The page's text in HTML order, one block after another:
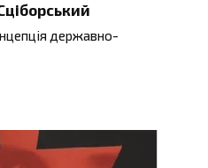
державно-